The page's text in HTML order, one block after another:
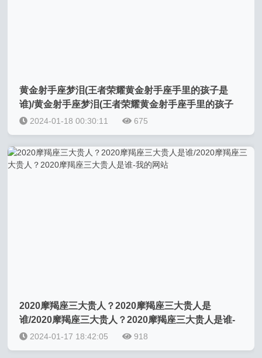
黄金射手座梦泪(王者荣耀黄金射手座手里的孩子是
谁)/黄金射手座梦泪(王者荣耀黄金射手座手里的孩子
是谁)-我的网站
2024-01-18 00:30:11 675
2020摩羯座三大贵人？2020摩羯座三大贵人是
谁/2020摩羯座三大贵人？2020摩羯座三大贵人是谁-
我的网站
2024-01-17 18:42:05 918